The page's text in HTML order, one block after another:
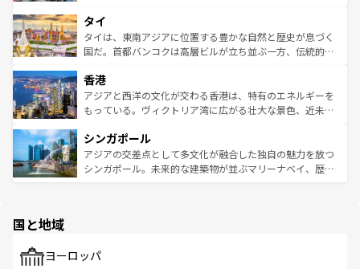
リティに包まれながら、韓国の多彩な魅力を心ゆくまで味
わってみてほしい。 なお、新着の韓国情報はコンテンツ一
覧を参照してほしい。
急速な発展と共に伝統が息づく。ハノイの古い町並みやホ
ーチミン市のフランス統治時代の建物も、独特の雰囲気を
醸し出している。また、バラエティの豊かさとおいしさで
とつ。フォーやバインミー、ベトナムコーヒーなどは、ぜ
ひ現地で味わいたい。どの地域を訪れてもあたたかい人々
が旅行者を迎えてくれるので、きっと忘れられない旅にな
参照してほしい。
タイ
タイは、東南アジアに位置する豊かな自然と歴史が息づく
国だ。首都バンコクは高層ビルが立ち並ぶ一方、伝統的な
の活気が交差している。北部ではチェンマイなどの山岳地
帯で自然と触れ合い、南部ではプーケットやクラビの美し
いビーチでリゾート気分を楽しむことができる。タイ料理
激する。気候は一年中温暖で、どの季節にも異なる楽しみ
が待っている。親しみやすいタイの人々、仏教を中心とし
た文化、そして多様な観光資源が、訪れる旅人を魅了し続
香港
アジアと西洋の文化が交わる香港は、特有のエネルギーを
もっている。ヴィクトリア湾に広がる壮大な景色、近未来
み、どこを訪れても感動するはず。観光スポットが密集し
ており、効率よく見どころを回れるのも魅力。息をのむよ
うな絶景から文化的な体験まで、香港を存分に楽しみ尽く
シンガポール
アジアの交差点として多文化が融合した独自の魅力を放つ
シンガポール。未来的な建築物が並ぶマリーナベイ、歴史
で、ホーカーズは地元の風情を楽しめる外せないスポット
国と地域
ヨーロッパ